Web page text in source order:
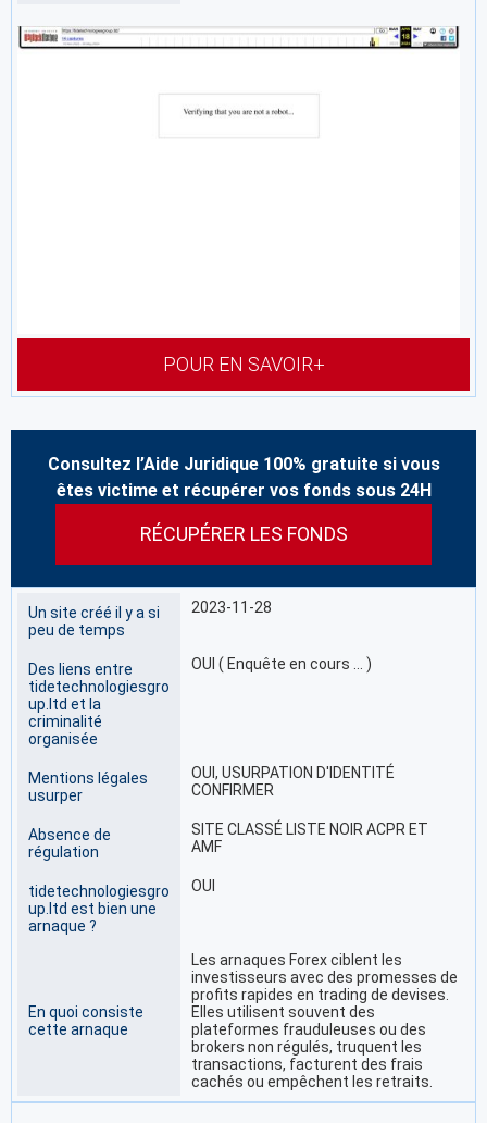
POUR EN SAVOIR+
Consultez l’Aide Juridique 100% gratuite si vous
êtes victime et récupérer vos fonds sous 24H
RÉCUPÉRER LES FONDS
Un site créé il y a si
peu de temps
2023-11-28
Des liens entre
tidetechnologiesgro
up.ltd et la
criminalité
organisée
OUI ( Enquête en cours … )
Mentions légales
usurper
OUI, USURPATION D'IDENTITÉ
CONFIRMER
Absence de
régulation
SITE CLASSÉ LISTE NOIR ACPR ET
AMF
tidetechnologiesgro
up.ltd est bien une
arnaque ?
OUI
En quoi consiste
cette arnaque
Les arnaques Forex ciblent les
investisseurs avec des promesses de
profits rapides en trading de devises.
Elles utilisent souvent des
plateformes frauduleuses ou des
brokers non régulés, truquent les
transactions, facturent des frais
cachés ou empêchent les retraits.